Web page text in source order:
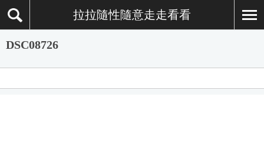
拉拉隨性隨意走走看看
DSC08726